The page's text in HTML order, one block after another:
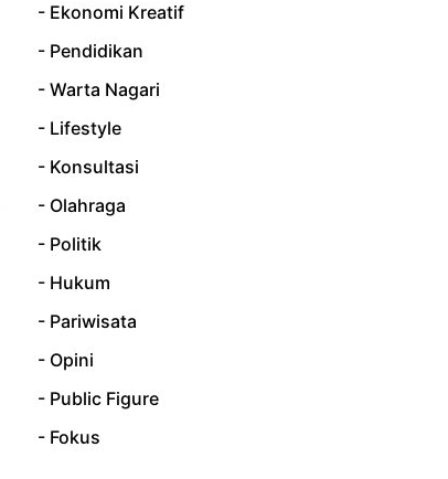
- Ekonomi Kreatif
- Pendidikan
- Warta Nagari
- Lifestyle
- Konsultasi
- Olahraga
- Politik
- Hukum
- Pariwisata
- Opini
- Public Figure
- Fokus